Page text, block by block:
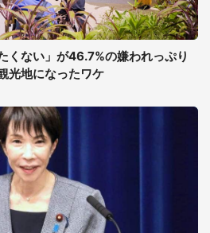
くない」が46.7%の嫌われっぷり
光地になったワケ